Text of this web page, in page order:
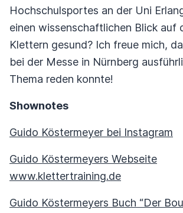
Hochschulsportes an der Uni
einen wissenschaftlichen Blick auf
Klettern gesund? Ich freue mich,
bei der Messe in Nürnberg
Thema reden konnte!
Shownotes
Guido Köstermeyer bei Instagram
Guido Köstermeyers Webseite
www.klettertraining.de
Guido Köstermeyers Buch “Der